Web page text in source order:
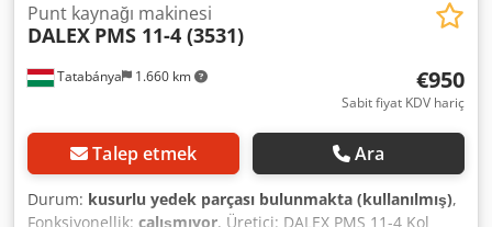
Tatabánya 1.660 km
Punt kaynağı makinesi
DALEX PMS 11-4 (3531)
€950
Sabit fiyat KDV hariç
Talep etmek Ara
Durum: kusurlu yedek parçası bulunmakta (kullanılmış),
Fonksiyonellik: çalışmıyor, Üretici: DALEX PMS 11-4 Kol